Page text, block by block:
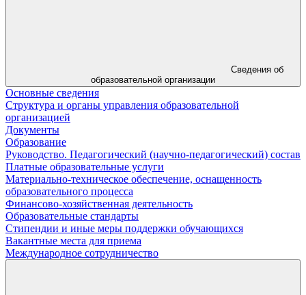
Сведения об
образовательной организации
Основные сведения
Структура и органы управления образовательной
организацией
Документы
Образование
Руководство. Педагогический (научно-педагогический) состав
Платные образовательные услуги
Материально-техническое обеспечение, оснащенность
образовательного процесса
Финансово-хозяйственная деятельность
Образовательные стандарты
Стипендии и иные меры поддержки обучающихся
Вакантные места для приема
Международное сотрудничество